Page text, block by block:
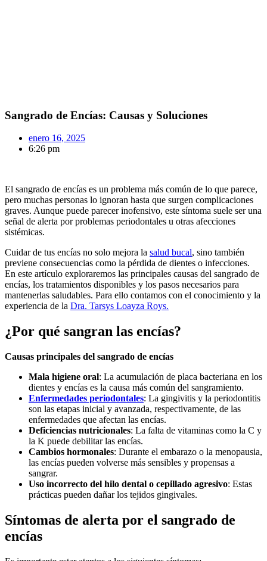
Sangrado de Encías: Causas y Soluciones
enero 16, 2025
6:26 pm
El sangrado de encías es un problema más común de lo que parece,
pero muchas personas lo ignoran hasta que surgen complicaciones
graves. Aunque puede parecer inofensivo, este síntoma suele ser una
señal de alerta por problemas periodontales u otras afecciones
sistémicas.
Cuidar de tus encías no solo mejora la salud bucal, sino también
previene consecuencias como la pérdida de dientes o infecciones.
En este artículo exploraremos las principales causas del sangrado de
encías, los tratamientos disponibles y los pasos necesarios para
mantenerlas saludables. Para ello contamos con el conocimiento y la
experiencia de la Dra. Tarsys Loayza Roys.
¿Por qué sangran las encías?
Causas principales del sangrado de encías
Mala higiene oral: La acumulación de placa bacteriana en los
dientes y encías es la causa más común del sangramiento.
Enfermedades periodontales: La gingivitis y la periodontitis
son las etapas inicial y avanzada, respectivamente, de las
enfermedades que afectan las encías.
Deficiencias nutricionales: La falta de vitaminas como la C y
la K puede debilitar las encías.
Cambios hormonales: Durante el embarazo o la menopausia,
las encías pueden volverse más sensibles y propensas a
sangrar.
Uso incorrecto del hilo dental o cepillado agresivo: Estas
prácticas pueden dañar los tejidos gingivales.
Síntomas de alerta por el sangrado de
encías